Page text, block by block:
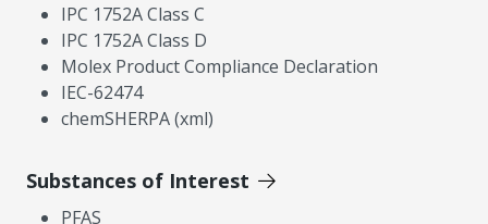
IPC 1752A Class C
IPC 1752A Class D
Molex Product Compliance Declaration
IEC-62474
chemSHERPA (xml)
Substances of Interest
PFAS